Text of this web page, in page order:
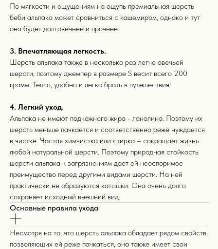
По мягкости и ощущениям на ощупь премиальная шерсть
беби альпака может сравниться с кашемиром, однако и тут
она будет долговечнее и прочнее.
3. Впечатляющая легкость.
Шерсть альпака также в несколько раз легче овечьей
шерсти, поэтому джемпер в размере S весит всего 200
грамм. Тепло, удобно и легко брать в путешествия!
4. Легкий уход.
Альпака не имеют подкожного жира - ланолина. Поэтому их
шерсть меньше пачкается и соответственно реже нуждается
в чистке. Частая химчистка или стирка – сокращает жизнь
любой натуральной шерсти. Поэтому природная стойкость
шерсти альпака к загрязнениям дает ей неоспоримое
преимущество перед другими видами шерсти. На ней
практически не образуются катышки. Она очень долго
сохраняет исходный внешний вид.
Основные правила ухода
Несмотря на то, что шерсть альпака обладает рядом свойств,
позволяющих ей реже пачкаться, она также имеет свои
Бестселлеры 15+